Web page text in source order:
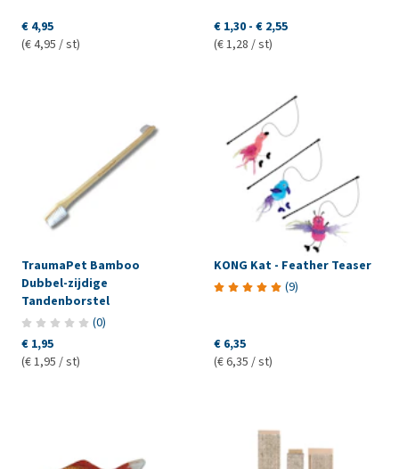
€ 4,95
(€ 4,95 / st)
€ 1,30 - € 2,55
(€ 1,28 / st)
TraumaPet Bamboo
Dubbel-zijdige
Tandenborstel
(0)
€ 1,95
(€ 1,95 / st)
KONG Kat - Feather Teaser
(9)
€ 6,35
(€ 6,35 / st)